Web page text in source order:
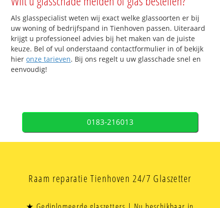
Als glasspecialist weten wij exact welke glassoorten er bij
uw woning of bedrijfspand in Tienhoven passen. Uiteraard
krijgt u professioneel advies bij het maken van de juiste
keuze. Bel of vul onderstaand contactformulier in of bekijk
hieronze tarieven. Bij ons regelt u uw glasschade snel en
eenvoudig!
0183-216013
Raam reparatie Tienhoven 24/7 Glaszetter